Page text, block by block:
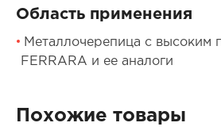
Область применения
Металлочерепица с высоким
FERRARA и ее аналоги
Похожие товары